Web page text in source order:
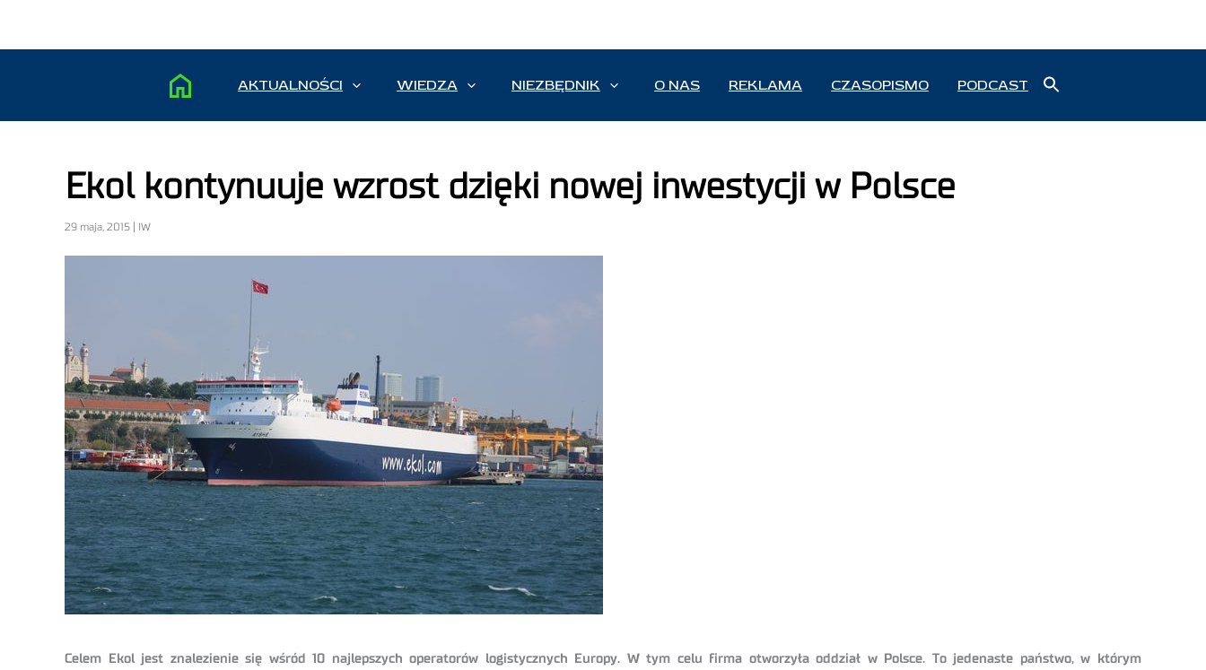
AKTUALNOŚCI WIEDZA NIEZBĘDNIK O NAS REKLAMA CZASOPISMO PODCAST
Ekol kontynuuje wzrost dzięki nowej inwestycji w Polsce
29 maja, 2015 | IW
Celem Ekol jest znalezienie się wśród 10 najlepszych operatorów logistycznych Europy. W tym celu firma otworzyła oddział w Polsce. To jedenaste państwo, w którym